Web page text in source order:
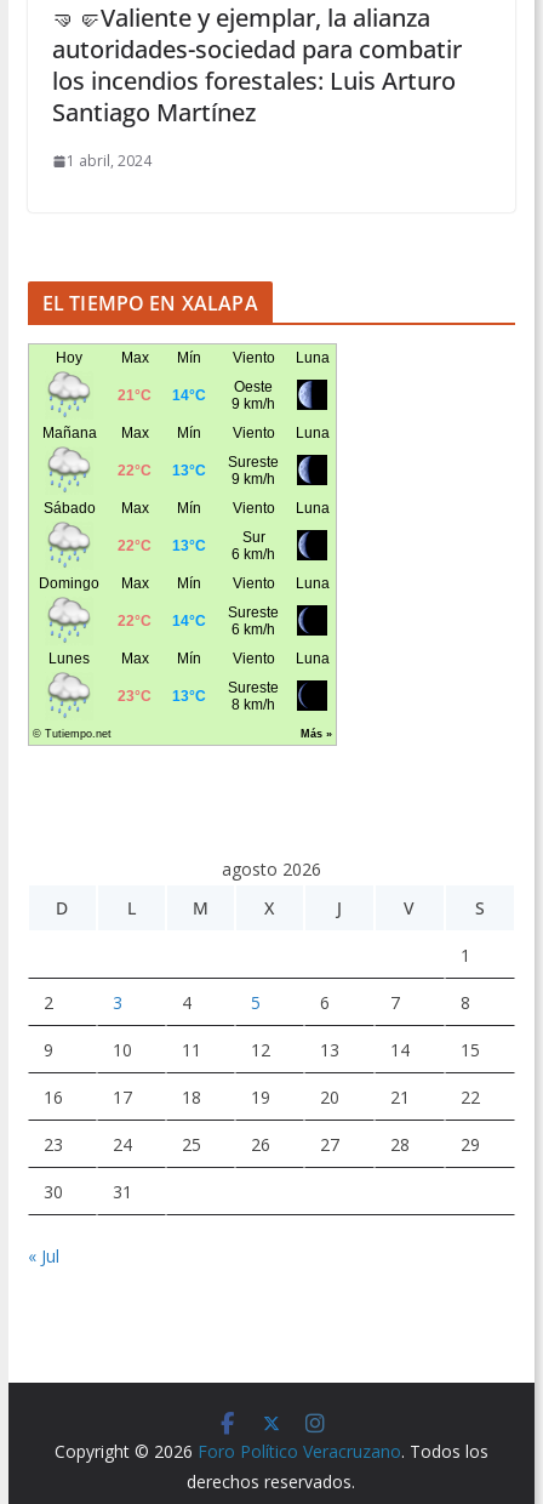
🤜🤛Valiente y ejemplar, la alianza
autoridades-sociedad para combatir
los incendios forestales: Luis Arturo
Santiago Martínez
1 abril, 2024
EL TIEMPO EN XALAPA
agosto 2026
D
L M X J V S
1
2 3 4 5 6 7 8
9 10 11 12 13 14 15
16 17 18 19 20 21 22
23 24 25 26 27 28 29
30 31
« Jul
Copyright © 2026 Foro Político Veracruzano. Todos los
derechos reservados.